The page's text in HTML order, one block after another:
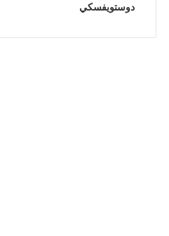
دوستويفسكي